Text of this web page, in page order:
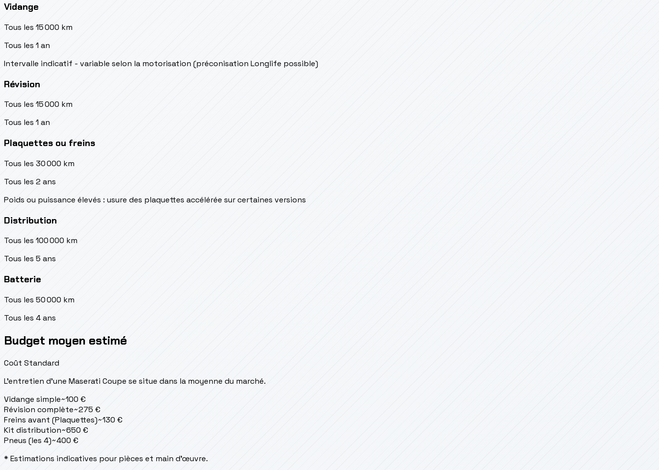
Vidange
Tous les 15 000 km
Tous les 1 an
Intervalle indicatif - variable selon la motorisation (préconisation Longlife possible)
Révision
Tous les 15 000 km
Tous les 1 an
Plaquettes ou freins
Tous les 30 000 km
Tous les 2 ans
Poids ou puissance élevés : usure des plaquettes accélérée sur certaines versions
Distribution
Tous les 100 000 km
Tous les 5 ans
Batterie
Tous les 50 000 km
Tous les 4 ans
Budget moyen estimé
Coût Standard
L'entretien d'une Maserati Coupe se situe dans la moyenne du marché.
Vidange simple~100 €
Révision complète~275 €
Freins avant (Plaquettes)~130 €
Kit distribution~650 €
Pneus (les 4)~400 €
* Estimations indicatives pour pièces et main d'œuvre.